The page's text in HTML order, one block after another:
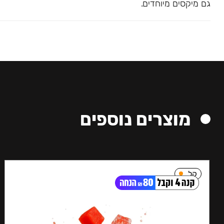
גם מיקסים מיוחדים.
מוצרים נוספים
קל